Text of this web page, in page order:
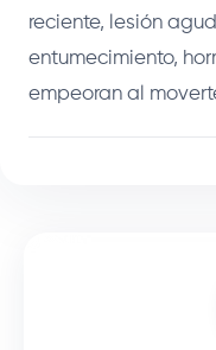
reciente, lesión
entumecimiento,
empeoran al